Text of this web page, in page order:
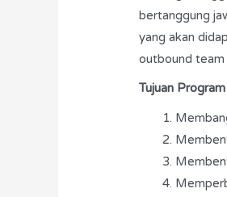
bertanggung
yang akan
outbound team
Tujuan